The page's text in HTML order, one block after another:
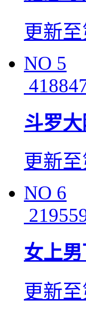
更新
NO 5
斗罗
更新
NO 6
女上
更新